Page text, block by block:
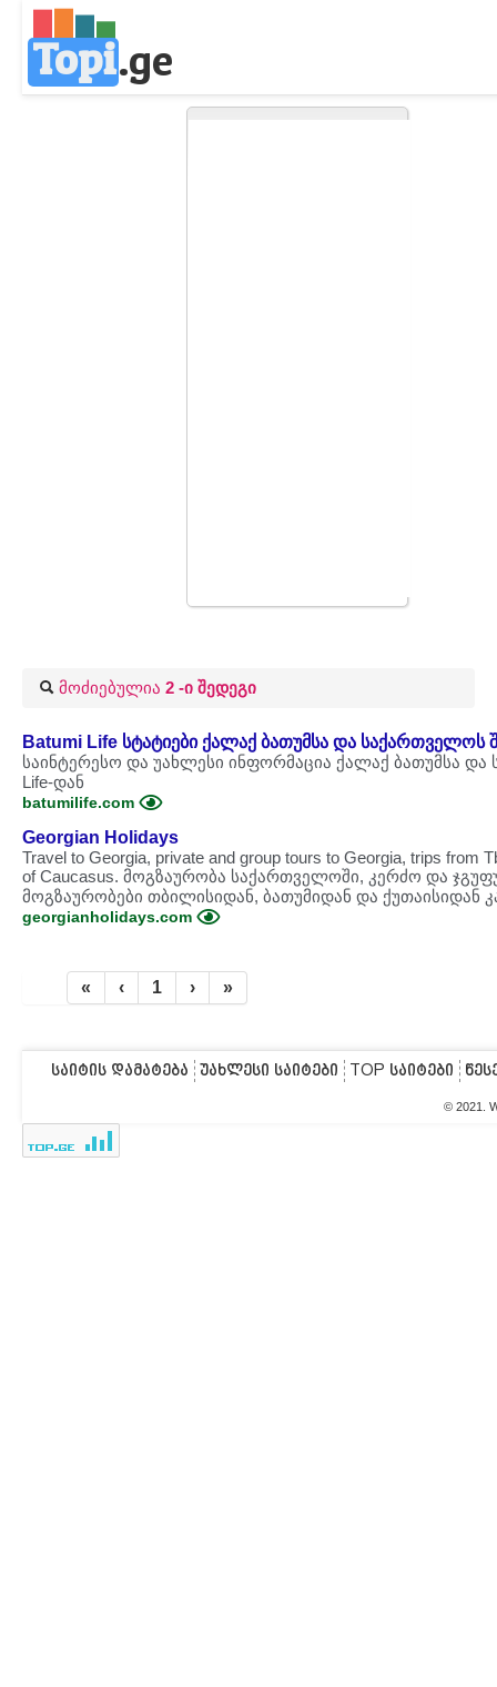
Topi.ge
მოძიებულია 2 -ი შედეგი
Batumi Life სტატიები ქალაქ ბათუმსა და საქართველოს
საინტერესო და უახლესი ინფორმაცია ქალაქ ბათუმსა და
Life-დან
batumilife.com
Georgian Holidays
Travel to Georgia, private and group tours to Georgia, trips from
of Caucasus. მოგზაურობა საქართველოში, კერძო და
მოგზაურობები თბილისიდან, ბათუმიდან და ქუთაისიდან
georgianholidays.com
« ‹ 1 › »
საიტის დამატება უახლესი საიტები TOP საიტები
© 2021.